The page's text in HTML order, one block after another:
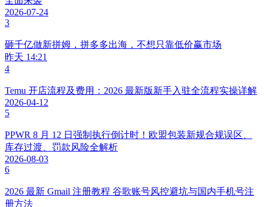
2026-07-24
3
砸千亿做新拼姆，拼多多出海，不想只靠低价赢市场
昨天 14:21
4
Temu 开店流程及费用：2026 最新版新手入驻全流程实操详解
2026-04-12
5
PPWR 8 月 12 日强制执行倒计时！欧盟包装新规合规误区、
库存过渡、罚款风险全解析
2026-08-03
6
2026 最新 Gmail 注册教程 谷歌账号风控避坑与国内手机号注
册方法